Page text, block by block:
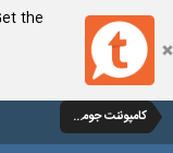
the
کامپوننت جوملا 3 تا 3.9